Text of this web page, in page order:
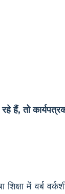
रहे हैं, तो
शिक्षा में वर्ब